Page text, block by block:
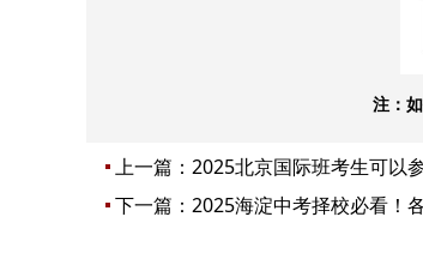
注：
上一篇： 2025北京国际班考生可以
下一篇： 2025海淀中考择校必看！